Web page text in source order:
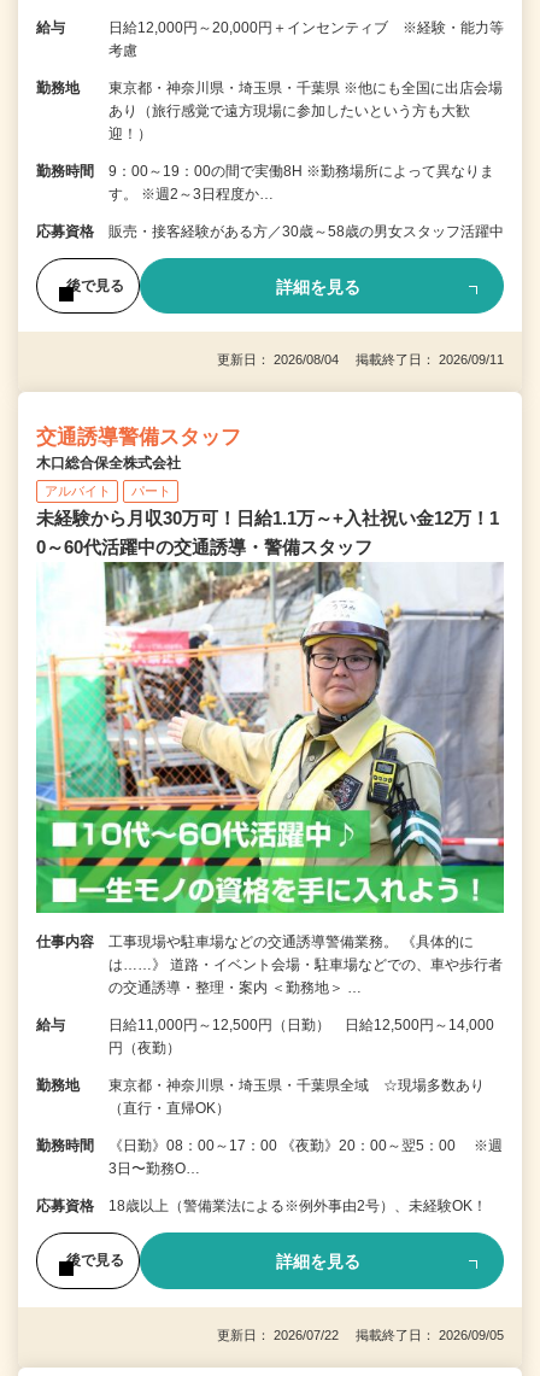
給与
日給12,000円～20,000円＋インセンティブ ※経験・能力等
考慮
勤務地
東京都・神奈川県・埼玉県・千葉県 ※他にも全国に出店会場
あり（旅行感覚で遠方現場に参加したいという方も大歓
迎！）
勤務時間
9：00～19：00の間で実働8H ※勤務場所によって異なりま
す。 ※週2～3日程度か…
応募資格 販売・接客経験がある方／30歳～58歳の男女スタッフ活躍中
後で見る 詳細を見る
更新日： 2026/08/04 掲載終了日： 2026/09/11
交通誘導警備スタッフ
木口総合保全株式会社
アルバイト パート
未経験から月収30万可！日給1.1万～+入社祝い金12万！1
0～60代活躍中の交通誘導・警備スタッフ
仕事内容
工事現場や駐車場などの交通誘導警備業務。 《具体的に
は……》 道路・イベント会場・駐車場などでの、車や歩行者
の交通誘導・整理・案内 ＜勤務地＞ …
給与
日給11,000円～12,500円（日勤） 日給12,500円～14,000
円（夜勤）
勤務地
東京都・神奈川県・埼玉県・千葉県全域 ☆現場多数あり
（直行・直帰OK）
勤務時間
《日勤》08：00～17：00 《夜勤》20：00～翌5：00 ※週
3日〜勤務O…
応募資格 18歳以上（警備業法による※例外事由2号）、未経験OK！
後で見る 詳細を見る
更新日： 2026/07/22 掲載終了日： 2026/09/05